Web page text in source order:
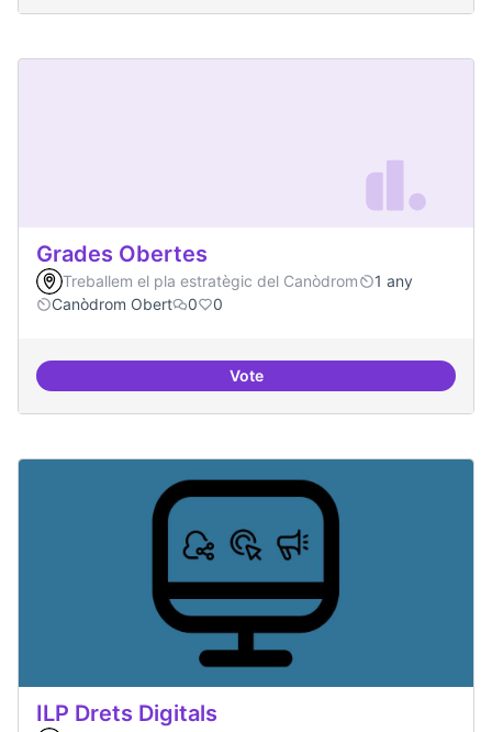
Grades Obertes
Treballem el pla estratègic del Canòdrom
1 any
Canòdrom Obert
0 0
VoteGrades Obertes
ILP Drets Digitals